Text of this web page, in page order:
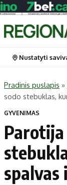
Portalas
Pradinis puslapis
Savivaldybės
Naujausi
Lietuva
Nustatyti
Pradinis puslapis »
sodo stebuklas,
GYVENIMAS
Parotija
spalvas